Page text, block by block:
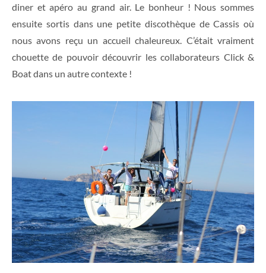
diner et apéro au grand air. Le bonheur ! Nous sommes
ensuite sortis dans une petite discothèque de Cassis où
nous avons reçu un accueil chaleureux. C’était vraiment
chouette de pouvoir découvrir les collaborateurs Click &
Boat dans un autre contexte !